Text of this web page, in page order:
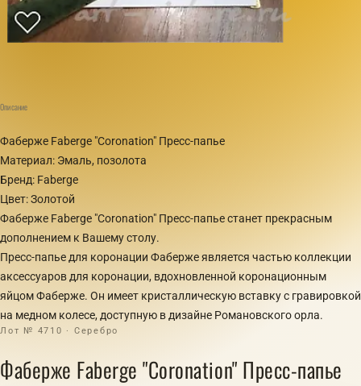
Описание
Фаберже Faberge "Coronation" Пресс-папье
Материал: Эмаль, позолота
Бренд: Faberge
Цвет: Золотой
Фаберже Faberge "Coronation" Пресс-папье станет прекрасным
дополнением к Вашему столу.
Пресс-папье для коронации Фаберже является частью коллекции
аксессуаров для коронации, вдохновленной коронационным
яйцом Фаберже. Он имеет кристаллическую вставку с гравировкой
на медном колесе, доступную в дизайне Романовского орла.
Лот № 4710 · Серебро
Фаберже Faberge "Coronation" Пресс-папье